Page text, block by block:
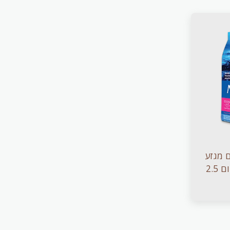
מגזע
קטן מבשר עוף ואורז חום 2.5